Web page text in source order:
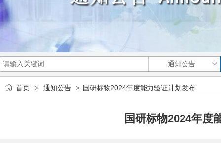
首页 > 通知公告 > 国研标物2024年度能力验证计划发布
国研标物2024年度